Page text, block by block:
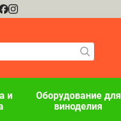
и
Оборудование для
виноделия